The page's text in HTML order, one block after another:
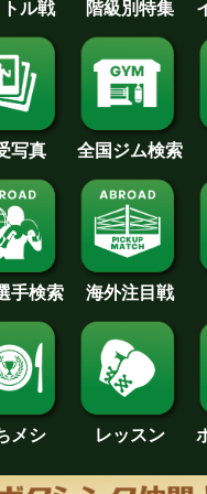
ル戦 階級別特集
写真 全国ジム検索
手検索 海外注目戦
メシ レッスン